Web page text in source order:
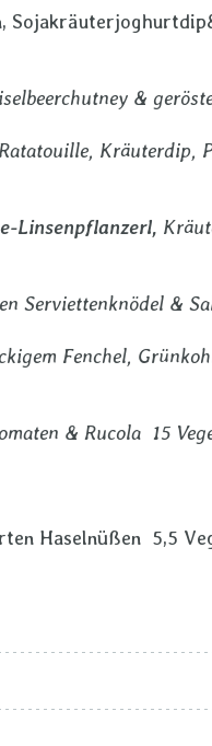
&
Kräuterdip,
Linsenpflanzerl,
Serviettenknödel &
Fenchel,
& Rucola 15
Haselnüßen 5,5